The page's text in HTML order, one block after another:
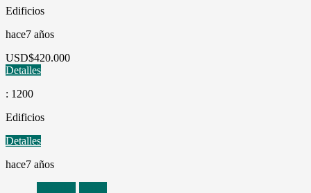
Edificios
hace7 años
USD$420.000
Detalles
: 1200
Edificios
Detalles
hace7 años